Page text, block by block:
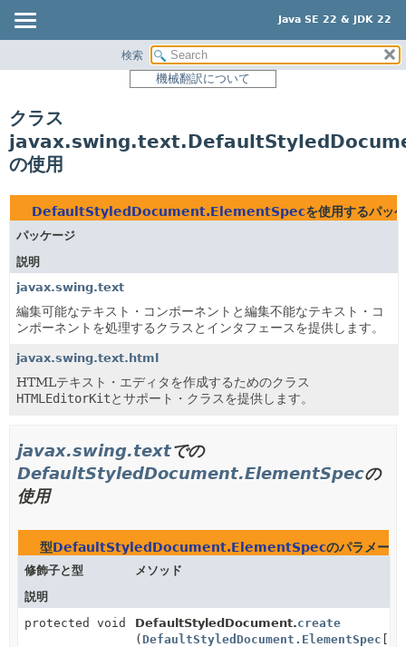
Java SE 22 & JDK 22
パッケージ
クラス
使用
ツリー
新規
非推奨
索引
検索
機械翻訳について
クラス
の使用
DefaultStyledDocument.ElementSpecを使用するパッ
パッケージ
説明
javax.swing.text
編集可能なテキスト・コンポーネントと編集不能なテキスト・コ
ンポーネントを処理するクラスとインタフェースを提供します。
javax.swing.text.html
HTMLテキスト・エディタを作成するためのクラス
HTMLEditorKitとサポート・クラスを提供します。
javax.swing.textでの
DefaultStyledDocument.ElementSpecの
使用
型DefaultStyledDocument.ElementSpecのパラメータ
修飾子と型
メソッド
説明
protected void
DefaultStyledDocument.create
( DefaultStyledDocument.ElementSpec []